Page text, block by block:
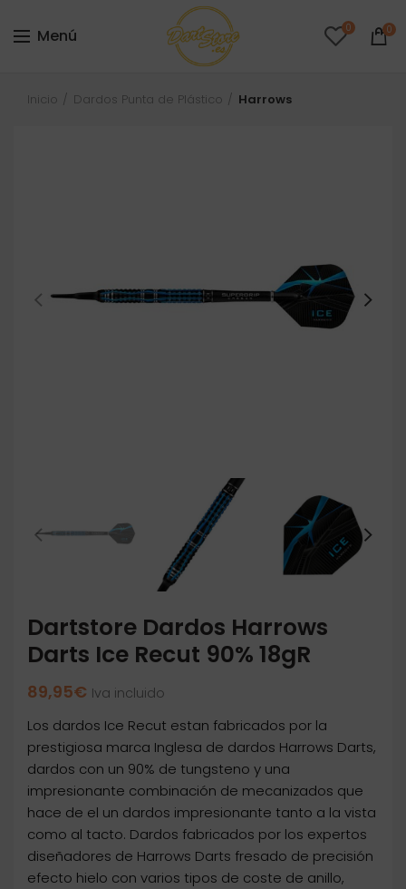
Menú 0 0
Inicio Dardos Punta de Plástico Harrows
Dartstore Dardos Harrows
Darts Ice Recut 90% 18gR
89,95€ Iva incluido
Los dardos Ice Recut estan fabricados por la
prestigiosa marca Inglesa de dardos Harrows Darts,
dardos con un 90% de tungsteno y una
impresionante combinación de mecanizados que
hace de el un dardos impresionante tanto a la vista
como al tacto. Dardos fabricados por los expertos
diseñadores de Harrows Darts fresado de precisión
efecto hielo con varios tipos de coste de anillo,